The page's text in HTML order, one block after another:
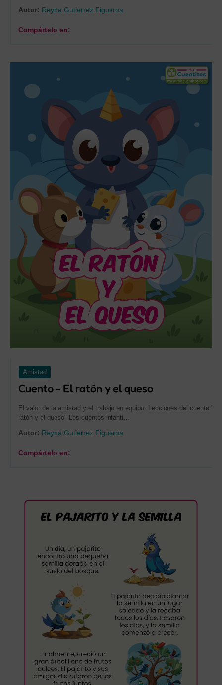
Autor: Reyna Gutierrez Figueroa
Compártelo en:
Amistad
Cuento - El ratón y el queso
El valor de la amistad y el trabajo en equipo: Lecciones del cuento "El
ratón y el queso" Los cuentos infanti…
Autor: Reyna Gutierrez Figueroa
Compártelo en: